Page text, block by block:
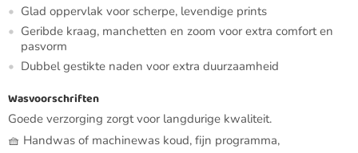
Glad oppervlak voor scherpe, levendige prints
Geribde kraag, manchetten en zoom voor extra comfort en
pasvorm
Dubbel gestikte naden voor extra duurzaamheid
Wasvoorschriften
Goede verzorging zorgt voor langdurige kwaliteit.
🧺 Handwas of machinewas koud, fijn programma,